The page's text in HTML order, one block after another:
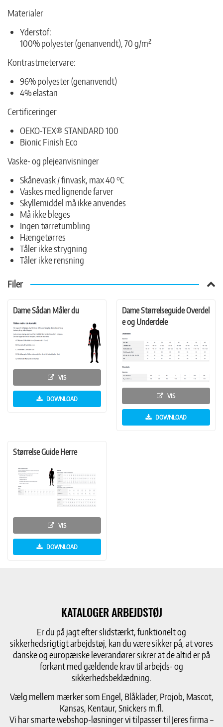
Materialer
Yderstof:
100% polyester (genanvendt), 70 g/m²
Kontrastmetervare:
96% polyester (genanvendt)
4% elastan
Certificeringer
OEKO-TEX® STANDARD 100
Bionic Finish Eco
Vaske- og plejeanvisninger
Skånevask / finvask, max 40 °C
Vaskes med lignende farver
Skyllemiddel må ikke anvendes
Må ikke bleges
Ingen tørretumbling
Hængetørres
Tåler ikke strygning
Tåler ikke rensning
Filer
Dame Sådan Måler du
VIS
DOWNLOAD
Dame Størrelseguide Overdel
e og Underdele
VIS
DOWNLOAD
Størrelse Guide Herre
VIS
DOWNLOAD
KATALOGER ARBEJDSTØJ
Er du på jagt efter slidstærkt, funktionelt og
sikkerhedsrigtigt arbejdstøj, kan du være sikker på, at vores
danske og europæiske leverandører sikrer at de altid er på
forkant med gældende krav til arbejds- og
sikkerhedsbeklædning.
Vælg mellem mærker som Engel, Blåkläder, Projob, Mascot,
Kansas, Kentaur, Snickers m.fl.
Vi har smarte webshop-løsninger vi tilpasser til Jeres firma –